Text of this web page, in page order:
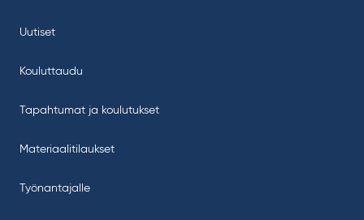
Uutiset
Kouluttaudu
Tapahtumat ja koulutukset
Materiaalitilaukset
Työnantajalle